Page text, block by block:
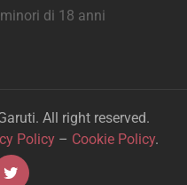
di 18 anni
All right reserved.
Policy– Cookie Policy.